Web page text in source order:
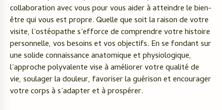
collaboration avec vous pour vous aider à atteindre le bien-
être qui vous est propre. Quelle que soit la raison de votre
visite, l’ostéopathe s’efforce de comprendre votre histoire
personnelle, vos besoins et vos objectifs. En se fondant sur
une solide connaissance anatomique et physiologique,
l’approche polyvalente vise à améliorer votre qualité de
vie, soulager la douleur, favoriser la guérison et encourager
votre corps à s’adapter et à prospérer.